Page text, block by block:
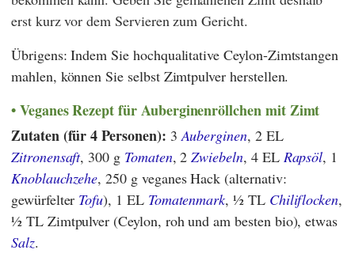
erst kurz vor dem Servieren zum Gericht.
Übrigens: Indem Sie hochqualitative Ceylon-Zimtstangen
mahlen, können Sie selbst Zimtpulver herstellen.
Veganes Rezept für Auberginenröllchen mit Zimt
Zutaten (für 4 Personen): 3Auberginen, 2 EL
Zitronensaft, 300 g Tomaten, 2Zwiebeln, 4 EL Rapsöl, 1
Knoblauchzehe, 250 g veganes Hack (alternativ:
gewürfelter Tofu), 1 EL Tomatenmark, ½ TL Chiliflocken,
½ TL Zimtpulver (Ceylon, roh und am besten bio), etwas
Salz.